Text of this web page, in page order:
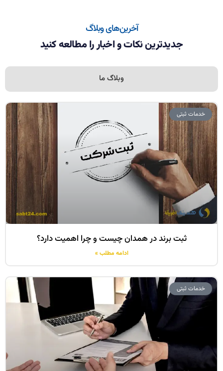
آخرین‌های وبلاگ
جدیدترین نکات و اخبار را مطالعه کنید
خدمات ثبتی
ثبت برند در ھمدان چیست و چرا اھمیت دارد؟
ادامه مطلب »
خدمات ثبتی
وبلاگ ما